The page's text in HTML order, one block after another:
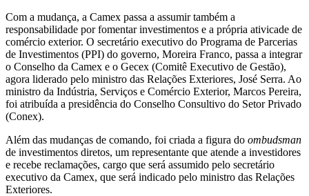
Com a mudança, a Camex passa a assumir também a
responsabilidade por fomentar investimentos e a própria ativicade de
comércio exterior. O secretário executivo do Programa de Parcerias
de Investimentos (PPI) do governo, Moreira Franco, passa a integrar
o Conselho da Camex e o Gecex (Comitê Executivo de Gestão),
agora liderado pelo ministro das Relações Exteriores, José Serra. Ao
ministro da Indústria, Serviços e Comércio Exterior, Marcos Pereira,
foi atribuída a presidência do Conselho Consultivo do Setor Privado
(Conex).
Além das mudanças de comando, foi criada a figura do ombudsman
de investimentos diretos, um representante que atende a investidores
e recebe reclamações, cargo que será assumido pelo secretário
executivo da Camex, que será indicado pelo ministro das Relações
Exteriores.